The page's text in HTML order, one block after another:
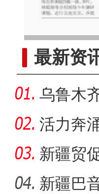
最新资
乌鲁木
活力奔
新疆贸
球市
新疆巴